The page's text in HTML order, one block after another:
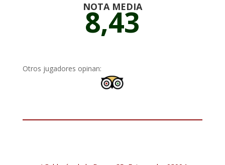
NOTA MEDIA
8,43
Otros jugadores opinan: